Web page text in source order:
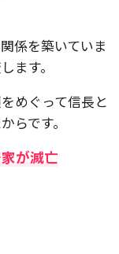
係を築いていま
ます。
めぐって信長と
らです。
が滅亡